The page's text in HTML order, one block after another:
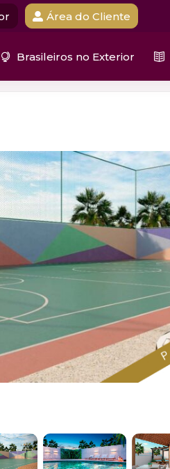
Área do Cliente
Brasileiros no Exterior